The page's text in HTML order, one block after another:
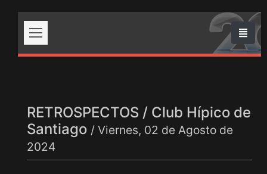
RETROSPECTOS / Club Hípico de
Santiago / Viernes, 02 de Agosto de
2024